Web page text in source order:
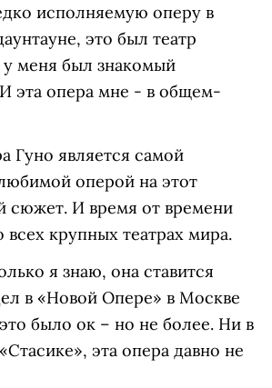
исполняемую оперу в
это был театр
у меня был знакомый
эта опера мне - в общем-
Гуно является самой
оперой на этот
сюжет. И время от времени
всех крупных театрах мира.
я знаю, она ставится
в «Новой Опере» в Москве
было ок – но не более. Ни в
эта опера давно не